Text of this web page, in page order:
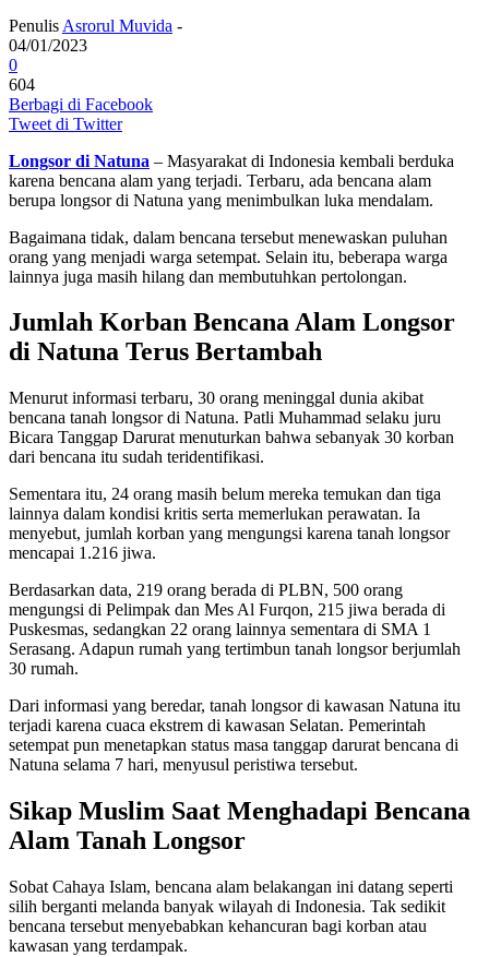
Penulis Asrorul Muvida -
04/01/2023
0
604
Berbagi di Facebook
Tweet di Twitter
Longsor di Natuna – Masyarakat di Indonesia kembali berduka
karena bencana alam yang terjadi. Terbaru, ada bencana alam
berupa longsor di Natuna yang menimbulkan luka mendalam.
Bagaimana tidak, dalam bencana tersebut menewaskan puluhan
orang yang menjadi warga setempat. Selain itu, beberapa warga
lainnya juga masih hilang dan membutuhkan pertolongan.
Jumlah Korban Bencana Alam Longsor
di Natuna Terus Bertambah
Menurut informasi terbaru, 30 orang meninggal dunia akibat
bencana tanah longsor di Natuna. Patli Muhammad selaku juru
Bicara Tanggap Darurat menuturkan bahwa sebanyak 30 korban
dari bencana itu sudah teridentifikasi.
Sementara itu, 24 orang masih belum mereka temukan dan tiga
lainnya dalam kondisi kritis serta memerlukan perawatan. Ia
menyebut, jumlah korban yang mengungsi karena tanah longsor
mencapai 1.216 jiwa.
Berdasarkan data, 219 orang berada di PLBN, 500 orang
mengungsi di Pelimpak dan Mes Al Furqon, 215 jiwa berada di
Puskesmas, sedangkan 22 orang lainnya sementara di SMA 1
Serasang. Adapun rumah yang tertimbun tanah longsor berjumlah
30 rumah.
Dari informasi yang beredar, tanah longsor di kawasan Natuna itu
terjadi karena cuaca ekstrem di kawasan Selatan. Pemerintah
setempat pun menetapkan status masa tanggap darurat bencana di
Natuna selama 7 hari, menyusul peristiwa tersebut.
Sikap Muslim Saat Menghadapi Bencana
Alam Tanah Longsor
Sobat Cahaya Islam, bencana alam belakangan ini datang seperti
silih berganti melanda banyak wilayah di Indonesia. Tak sedikit
bencana tersebut menyebabkan kehancuran bagi korban atau
kawasan yang terdampak.